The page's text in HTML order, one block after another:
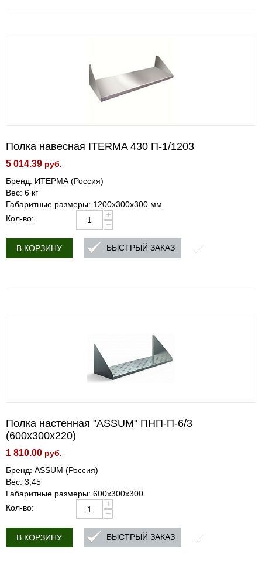
Полка навесная ITERMA 430 П-1/1203
5 014.39 руб.
Бренд: ИТЕРМА (Россия)
Вес: 6 кг
Габаритные размеры: 1200x300x300 мм
Кол-во:
+
−
В КОРЗИНУ БЫСТРЫЙ ЗАКАЗ
Полка настенная "ASSUM" ПНП-П-6/3
(600х300х220)
1 810.00 руб.
Бренд: ASSUM (Россия)
Вес: 3,45
Габаритные размеры: 600х300х300
Кол-во:
+
−
В КОРЗИНУ БЫСТРЫЙ ЗАКАЗ